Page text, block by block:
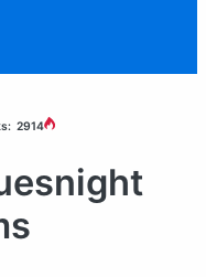
2914